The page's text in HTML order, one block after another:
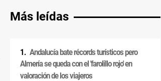
Más leídas
Andalucía bate récords turísticos pero
Almería se queda con el 'farolillo rojo' en
valoración de los viajeros